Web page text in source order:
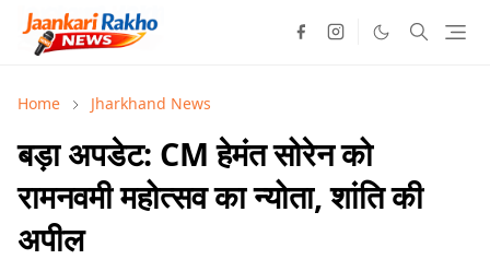
Home Jharkhand News
बड़ा अपडेट: CM हेमंत सोरेन को
रामनवमी महोत्सव का न्योता, शांति की
अपील